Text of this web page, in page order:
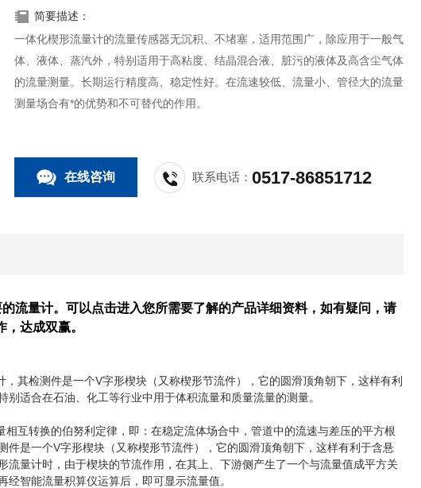
简要描述：
一体化楔形流量计的流量传感器无沉积、不堵塞，适用范围广，除应用于一般气
体、液体、蒸汽外，特别适用于高粘度、结晶混合液、脏污的液体及高含尘气体
的流量测量。长期运行精度高、稳定性好。在流速较低、流量小、管径大的流量
测量场合有*的优势和不可替代的作用。
在线咨询 联系电话：0517-86851712
量计。可以点击进入您所需要了解的产品详细资料，如有疑问，请
达成双赢。
其检测件是一个V字形楔块（又称楔形节流件），它的圆滑顶角朝下，这样有利
适合在石油、化工等行业中用于体积流量和质量流量的测量。
互转换的伯努利定律，即：在稳定流体场合中，管道中的流速与差压的平方根
是一个V字形楔块（又称楔形节流件），它的圆滑顶角朝下，这样有利于含悬
量计时，由于楔块的节流作用，在其上、下游侧产生了一个与流量值成平方关
智能流量积算仪运算后，即可显示流量值。